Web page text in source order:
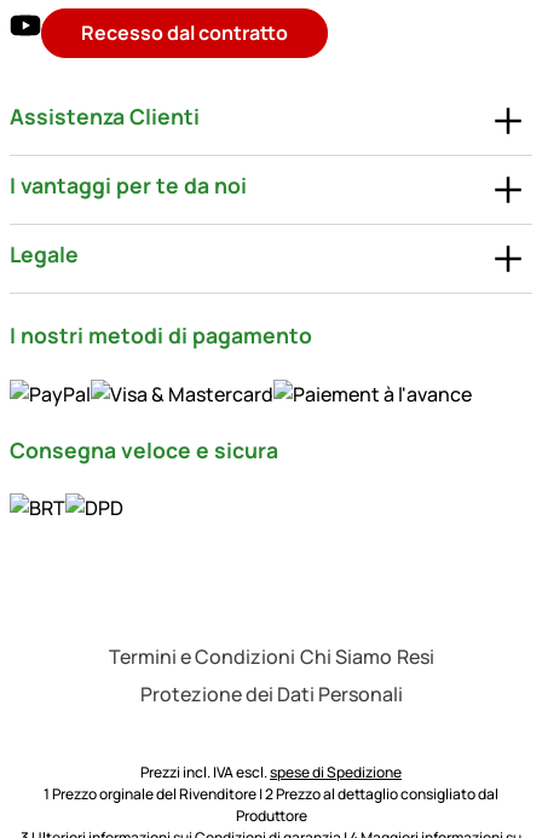
Recesso dal contratto
Assistenza Clienti
I vantaggi per te da noi
Legale
I nostri metodi di pagamento
Consegna veloce e sicura
Termini e Condizioni Chi Siamo Resi
Protezione dei Dati Personali
Prezzi incl. IVA escl.spese di Spedizione
1 Prezzo orginale del Rivenditore | 2 Prezzo al dettaglio consigliato dal
Produttore